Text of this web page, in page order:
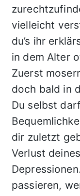
vielleicht
du’s ihr
in dem Alter
Zuerst
doch bald in
Du selbst
dir zuletzt
Verlust
passieren,